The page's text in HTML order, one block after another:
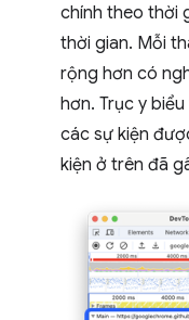
chính theo thời
thời gian. Mỗi
rộng hơn có
hơn. Trục y
các sự kiện
kiện ở trên đã